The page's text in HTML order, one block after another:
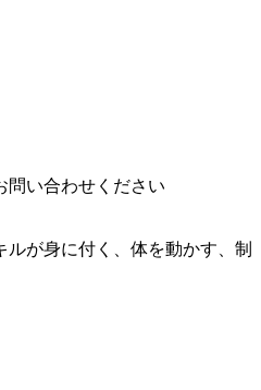
問い合わせください
が身に付く、体を動かす、制